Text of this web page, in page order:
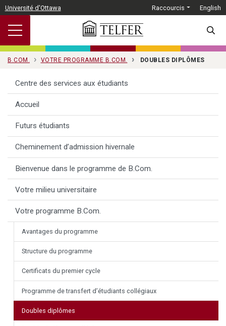
Passer au contenu principal
Université d'Ottawa Raccourcis English
B.COM. VOTRE PROGRAMME B.COM. DOUBLES DIPLÔMES
Centre des services aux étudiants
Accueil
Futurs étudiants
Cheminement d’admission hivernale
Bienvenue dans le programme de B.Com.
Votre milieu universitaire
Votre programme B.Com.
Avantages du programme
Structure du programme
Certificats du premier cycle
Programme de transfert d’étudiants collégiaux
Doubles diplômes